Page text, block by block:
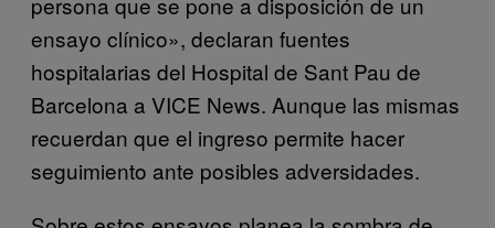
ensayo clínico», declaran fuentes
hospitalarias del Hospital de Sant Pau de
Barcelona a VICE News. Aunque las mismas
recuerdan que el ingreso permite hacer
seguimiento ante posibles adversidades.